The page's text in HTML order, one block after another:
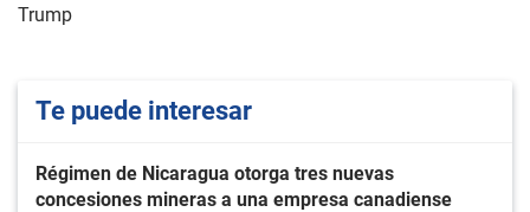
Trump
Te puede interesar
Régimen de Nicaragua otorga tres nuevas
concesiones mineras a una empresa canadiense